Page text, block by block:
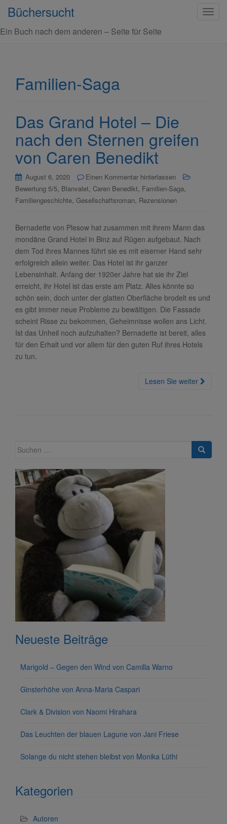
S
Büchersucht
Ein Buch nach dem anderen – Seite für Seite
Familien-Saga
Das Grand Hotel – Die
nach den Sternen greifen
von Caren Benedikt
August 6, 2020
Einen Kommentar hinterlassen
Bewertung 5/5, Blanvalet, Caren Benedikt, Familien-Saga,
Familiengeschichte, Gesellschaftsroman, Rezensionen
Bernadette von Plesow hat zusammen mit ihrem Mann das
mondäne Grand Hotel in Binz auf Rügen aufgebaut. Nach
dem Tod ihres Mannes führt sie es mit eiserner Hand sehr
erfolgreich allein weiter. Das Hotel ist ihr ganzer
Lebensinhalt. Anfang der 1920er Jahre hat sie ihr Ziel
erreicht, ihr Hotel ist das erste am Platz. Alles könnte so
schön sein, doch unter der glatten Oberfläche brodelt es und
es gibt immer neue Probleme zu bewältigen. Die Fassade
scheint Risse zu bekommen, Geheimnisse wollen ans Licht.
Ist das Unheil noch aufzuhalten? Bernadette ist bereit, alles
für den Erhalt und vor allem für den guten Ruf ihres Hotels
zu tun.
Lesen Sie weiter
Suche
Neueste Beiträge
Marigold – Gegen den Wind von Camilla Warno
Ginsterhöhe von Anna-Maria Caspari
Clark & Division von Naomi Hirahara
Das Leuchten der blauen Lagune von Jani Friese
Solange du nicht stehen bleibst von Monika Lüthi
Kategorien
Autoren